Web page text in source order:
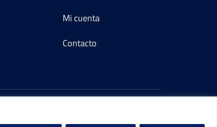
Mi cuenta
Contacto